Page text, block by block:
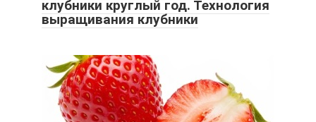
клубники круглый год. Технология
выращивания клубники